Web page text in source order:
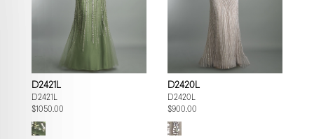
D2421L
D2421L
$1050.00
D2420L
D2420L
$900.00